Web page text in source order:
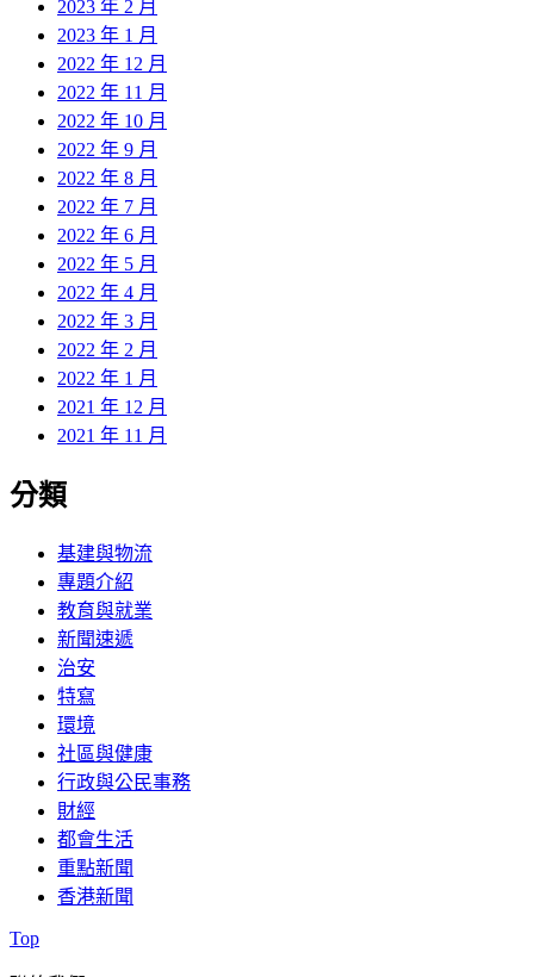
2023 年 2 月
2023 年 1 月
2022 年 12 月
2022 年 11 月
2022 年 10 月
2022 年 9 月
2022 年 8 月
2022 年 7 月
2022 年 6 月
2022 年 5 月
2022 年 4 月
2022 年 3 月
2022 年 2 月
2022 年 1 月
2021 年 12 月
2021 年 11 月
分類
基建與物流
專題介紹
教育與就業
新聞速遞
治安
特寫
環境
社區與健康
行政與公民事務
財經
都會生活
重點新聞
香港新聞
TopBack